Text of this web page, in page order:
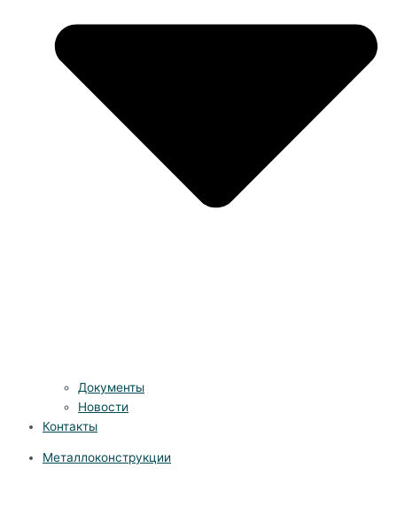
Документы
Новости
Контакты
Металлоконструкции